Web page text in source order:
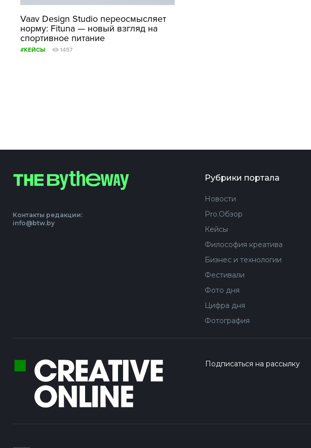
Vaav Design Studio переосмысляет
норму: Fituna — новый взгляд на
спортивное питание
#КЕЙСЫ 1457
Контакты редакции:
info@btw.by
Рубрики портала
Новости
Pro.Обзор
Кейсы
Философия креатива
Бизнес и технологии
Фестивали
Фото дня
Цифра дня
Фотография
Подписаться на рассылку